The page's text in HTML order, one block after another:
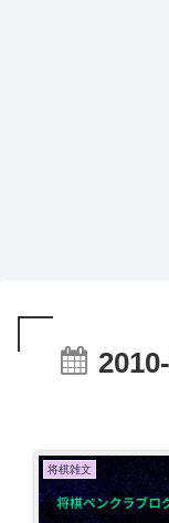
将棋雑文